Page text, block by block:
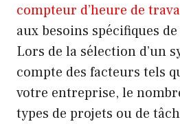
compteur d’heure de
aux besoins spécifiques
Lors de la sélection d’un
compte des facteurs tels
votre entreprise, le
types de projets ou de